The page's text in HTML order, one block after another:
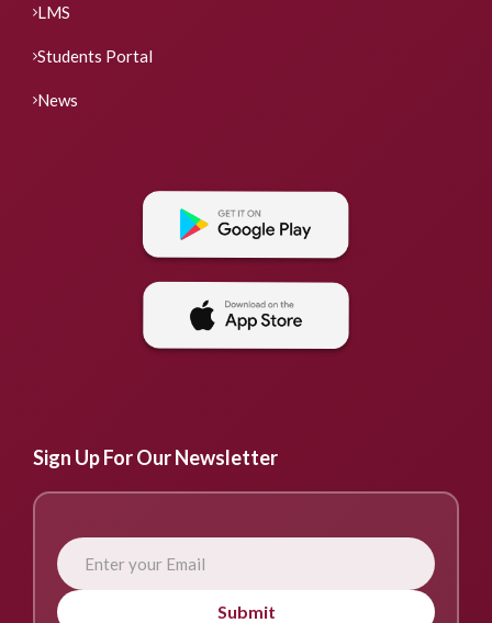
LMS
Students Portal
News
Sign Up For Our Newsletter
Submit